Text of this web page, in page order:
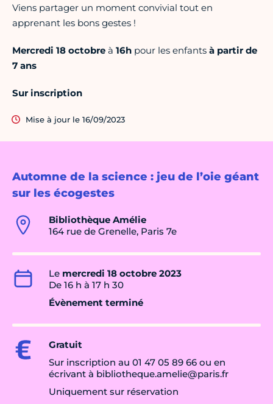
Automne de la science : jeu de l’oie géant
sur les écogestes
Bibliothèque Amélie
164 rue de Grenelle, Paris 7e
Le mercredi 18 octobre 2023
De 16 h à 17 h 30
Évènement terminé
Gratuit
Sur inscription au 01 47 05 89 66 ou en
écrivant à bibliotheque.amelie@paris.fr
Uniquement sur réservation
Viens partager un moment convivial tout en
apprenant les bons gestes !
Mercredi 18 octobre à 16h pour les enfants à partir de
7 ans
Sur inscription
Mise à jour le 16/09/2023